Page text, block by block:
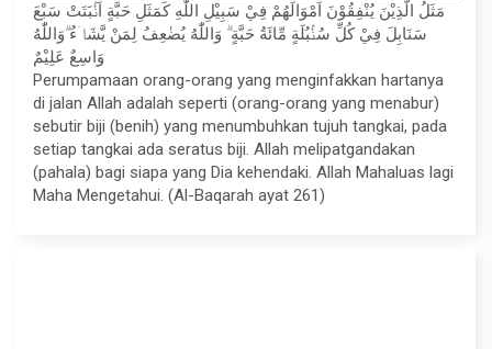
مَثَلُ الَّذِيْنَ يُنْفِقُوْنَ اَمْوَالَهُمْ فِيْ سَبِيْلِ اللّٰهِ كَمَثَلِ حَبَّةٍ اَنْۢبَتَتْ سَبْعَ
سَنَابِلَ فِيْ كُلِّ سُنْۢبُلَةٍ مِّائَةُ حَبَّةٍ ۗ وَاللّٰهُ يُضٰعِفُ لِمَنْ يَّشَاۤءُ ۗوَاللّٰهُ
وَاسِعٌ عَلِيْمٌ
Perumpamaan orang-orang yang menginfakkan hartanya
di jalan Allah adalah seperti (orang-orang yang menabur)
sebutir biji (benih) yang menumbuhkan tujuh tangkai, pada
setiap tangkai ada seratus biji. Allah melipatgandakan
(pahala) bagi siapa yang Dia kehendaki. Allah Mahaluas lagi
Maha Mengetahui. (Al-Baqarah ayat 261)